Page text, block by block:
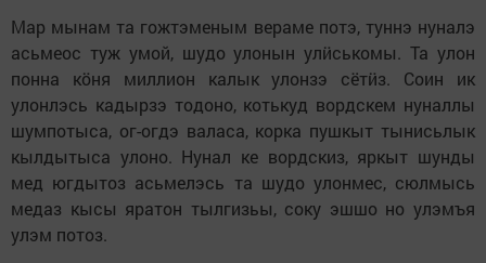
Мар мынам та гожтэменым вераме потэ, туннэ нуналэ
асьмеос туж умой, шудо улонын улӥськомы. Та улон
понна кӧня миллион калык улонзэ сётӥз. Соин ик
улонлэсь кадырзэ тодоно, котькуд вордскем нуналлы
шумпотыса, ог-огдэ валаса, корка пушкыт тынисьлык
кылдытыса улоно. Нунал ке вордскиз, яркыт шунды
мед югдытоз асьмелэсь та шудо улонмес, сюлмысь
медаз кысы яратон тылгизьы, соку эшшо но улэмъя
улэм потоз.